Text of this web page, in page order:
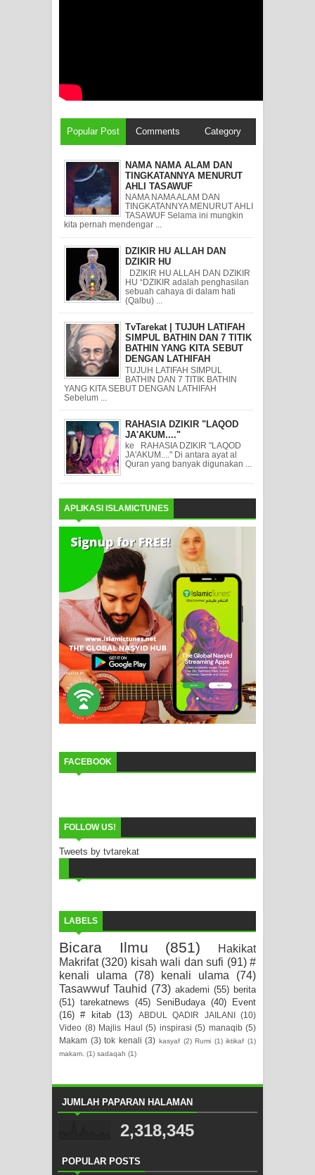
Popular Post Comments Category
NAMA NAMA ALAM DAN
TINGKATANNYA MENURUT
AHLI TASAWUF
NAMA NAMA ALAM DAN
TINGKATANNYA MENURUT AHLI
TASAWUF Selama ini mungkin
kita pernah mendengar ...
DZIKIR HU ALLAH DAN
DZIKIR HU
DZIKIR HU ALLAH DAN DZIKIR
HU “DZIKIR adalah penghasilan
sebuah cahaya di dalam hati
(Qalbu) ...
TvTarekat | TUJUH LATIFAH
SIMPUL BATHIN DAN 7 TITIK
BATHIN YANG KITA SEBUT
DENGAN LATHIFAH
TUJUH LATIFAH SIMPUL
BATHIN DAN 7 TITIK BATHIN
YANG KITA SEBUT DENGAN LATHIFAH
Sebelum ...
RAHASIA DZIKIR "LAQOD
JA'AKUM...."
ke RAHASIA DZIKIR "LAQOD
JA'AKUM...." Di antara ayat al
Quran yang banyak digunakan ...
APLIKASI ISLAMICTUNES
FACEBOOK
FOLLOW US!
Tweets by tvtarekat
LABELS
Bicara Ilmu (851)
Hakikat
Makrifat (320) kisah wali dan sufi (91) #
kenali ulama
(78) kenali ulama
(74)
Tasawwuf Tauhid (73) akademi (55) berita
(51) tarekatnews (45) SeniBudaya (40)
Event
(16) # kitab (13) ABDUL QADIR JAILANI
(10)
Video (8) Majlis Haul (5) inspirasi (5) manaqib (5)
Makam (3) tok kenali (3) kasyaf (2) Rumi (1) iktikaf (1)
makam. (1) sadaqah (1)
JUMLAH PAPARAN HALAMAN
2,318,345
POPULAR POSTS